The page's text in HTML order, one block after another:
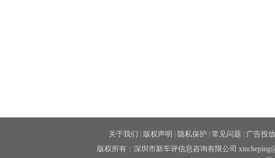
关于我们 版权声明 隐私保护 常见问题
广告投放
版权所有：深圳市新车评信息咨询有限公司